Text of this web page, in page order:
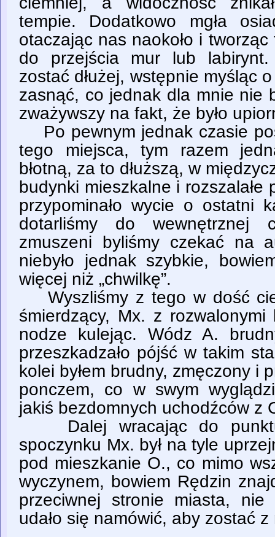
tempie. Dodatkowo mgła
otaczając nas naokoło i
do przejścia mur lub
zostać dłużej, wstępnie myśląc
zasnąć, co jednak dla mnie nie
zważywszy na fakt, że było
Po pewnym jednak czasie
tego miejsca, tym razem
błotną, za to dłuższą, w
budynki mieszkalne i rozszalałe
przypominało wycie o ostatni
dotarliśmy do wewnętrznej
zmuszeni byliśmy czekać na
niebyło jednak szybkie,
więcej niż „chwilkę”.
Wyszliśmy z tego w dość
śmierdzący, Mx. z
nodze kulejąc. Wódz A.
przeszkadzało pójść w takim
kolei byłem brudny, zmęczony i
ponczem, co w swym
jakiś bezdomnych uchodźców z
Dalej wracając do
spoczynku Mx. był na tyle
pod mieszkanie O., co mimo
wyczynem, bowiem Rędzin
przeciwnej stronie miasta,
udało się namówić, aby zostać z